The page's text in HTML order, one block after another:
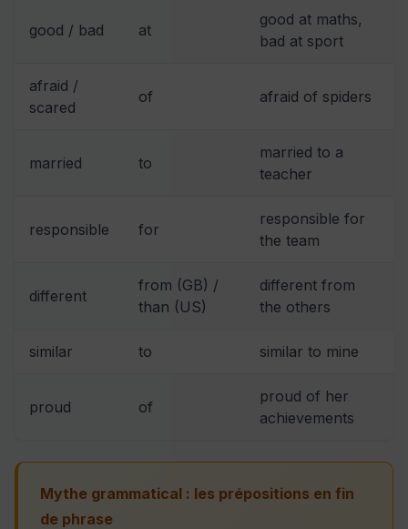
good / bad at
good at maths,
bad at sport
afraid /
scared
of afraid of spiders
married to
married to a
teacher
responsible for
responsible for
the team
different
from (GB) /
than (US)
different from
the others
similar to similar to mine
proud of
proud of her
achievements
Mythe grammatical : les prépositions en fin
de phrase